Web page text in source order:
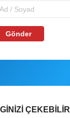
Gönder
ÇEKEBILIR